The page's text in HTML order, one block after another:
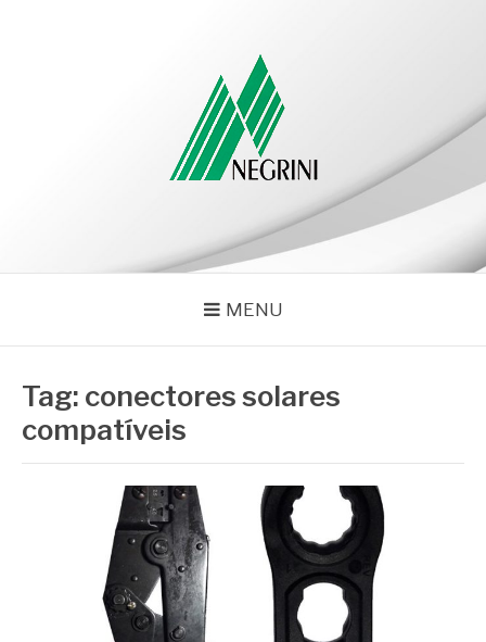
MENU
Tag: conectores solares
compatíveis